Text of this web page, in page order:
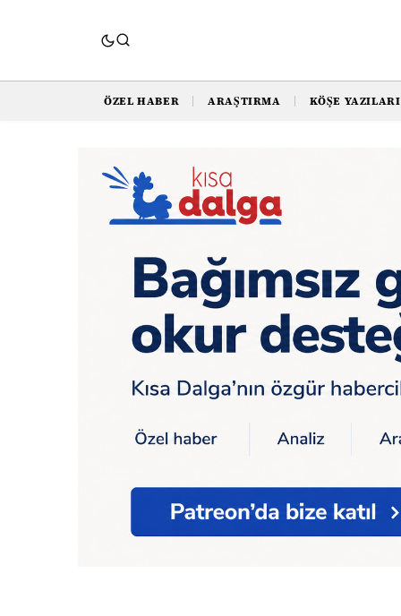
ÖZEL HABER ARAŞTIRMA KÖŞE YAZILARI